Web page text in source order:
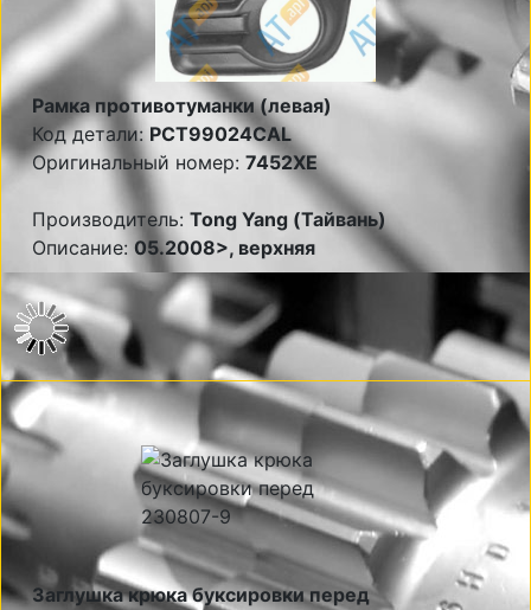
Рамка противотуманки (левая)
Код детали: PCT99024CAL
Оригинальный номер: 7452XE
Производитель: Tong Yang (Тайвань)
Описание: 05.2008>, верхняя
Заглушка крюка буксировки перед